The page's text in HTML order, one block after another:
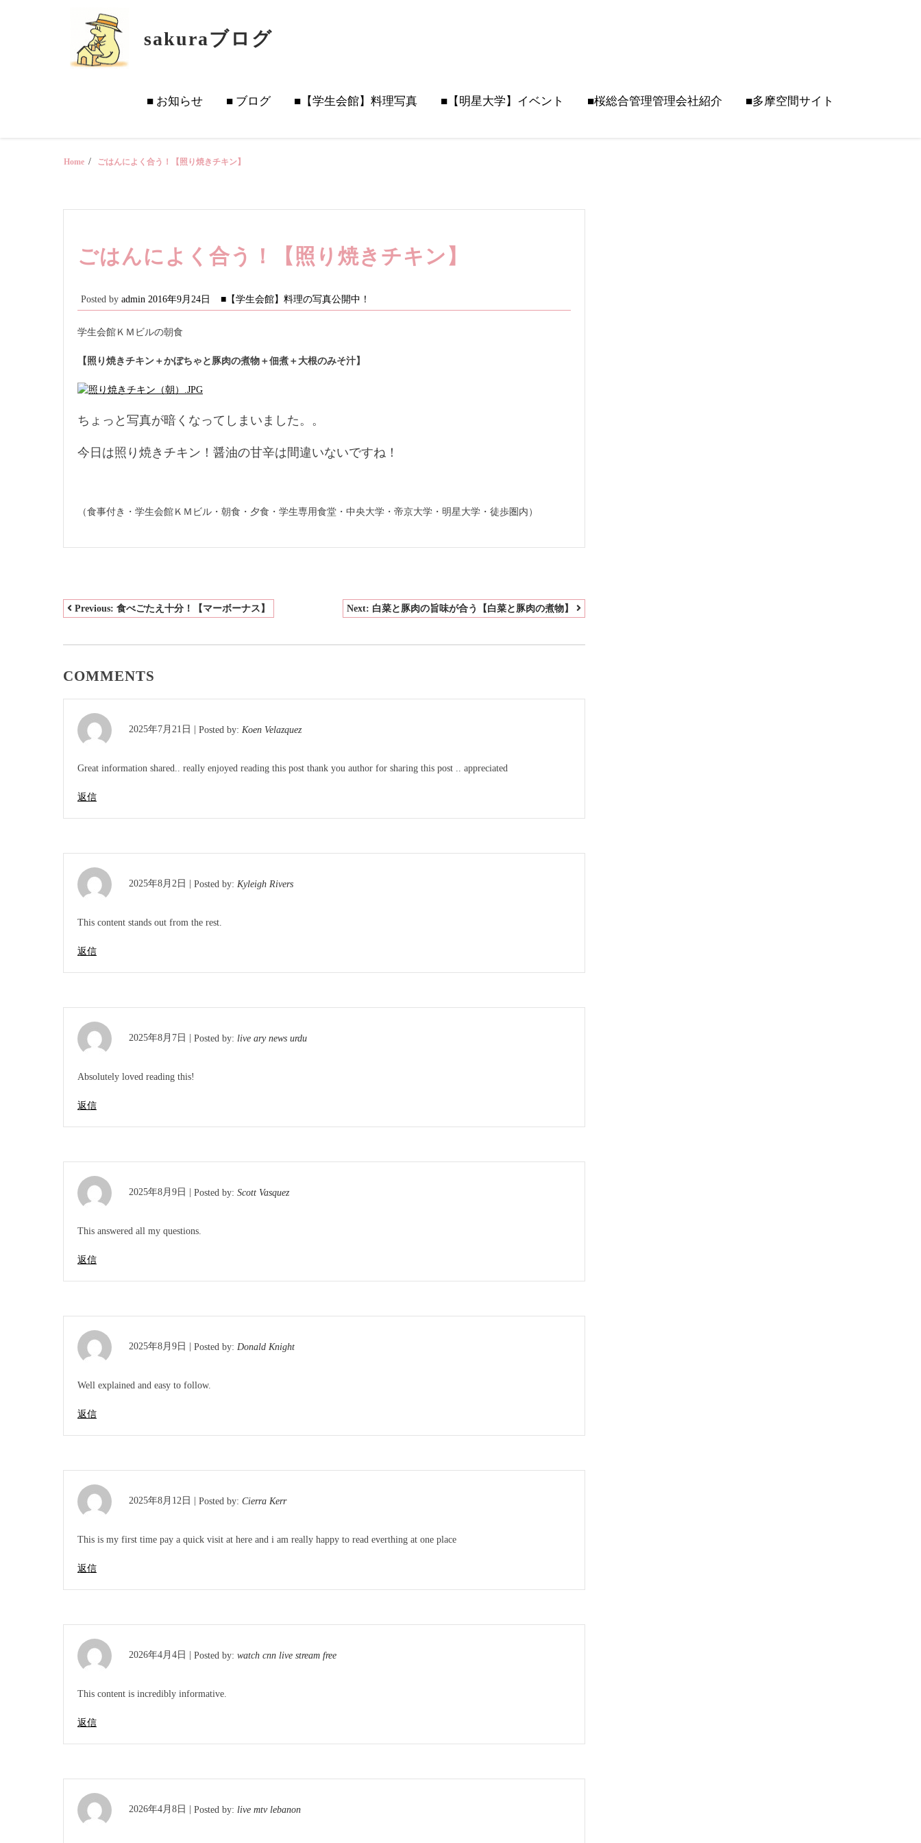
sakuraブログ
■ お知らせ ■ ブログ ■【学生会館】料理写真 ■【明星大学】イベント ■桜総合管理管理会社紹介 ■多摩空間サイト
Home ごはんによく合う！【照り焼きチキン】
ごはんによく合う！【照り焼きチキン】
Posted by admin 2016年9月24日 ■【学生会館】料理の写真公開中！
学生会館ＫＭビルの朝食
【照り焼きチキン＋かぼちゃと豚肉の煮物＋佃煮＋大根のみそ汁】
ちょっと写真が暗くなってしまいました。。
今日は照り焼きチキン！醤油の甘辛は間違いないですね！
（食事付き・学生会館ＫＭビル・朝食・夕食・学生専用食堂・中央大学・帝京大学・明星大学・徒歩圏内）
投
ビ
ゲ
シ
Previous: 食べごたえ十分！【マーボーナス】 Next: 白菜と豚肉の旨味が合う【白菜と豚肉の煮物】
COMMENTS
2025年7月21日 | Posted by: Koen Velazquez
Great information shared.. really enjoyed reading this post thank you author for sharing this post .. appreciated
返信
2025年8月2日 | Posted by: Kyleigh Rivers
This content stands out from the rest.
返信
2025年8月7日 | Posted by: live ary news urdu
Absolutely loved reading this!
返信
2025年8月9日 | Posted by: Scott Vasquez
This answered all my questions.
返信
2025年8月9日 | Posted by: Donald Knight
Well explained and easy to follow.
返信
2025年8月12日 | Posted by: Cierra Kerr
This is my first time pay a quick visit at here and i am really happy to read everthing at one place
返信
2026年4月4日 | Posted by: watch cnn live stream free
This content is incredibly informative.
返信
2026年4月8日 | Posted by: live mtv lebanon